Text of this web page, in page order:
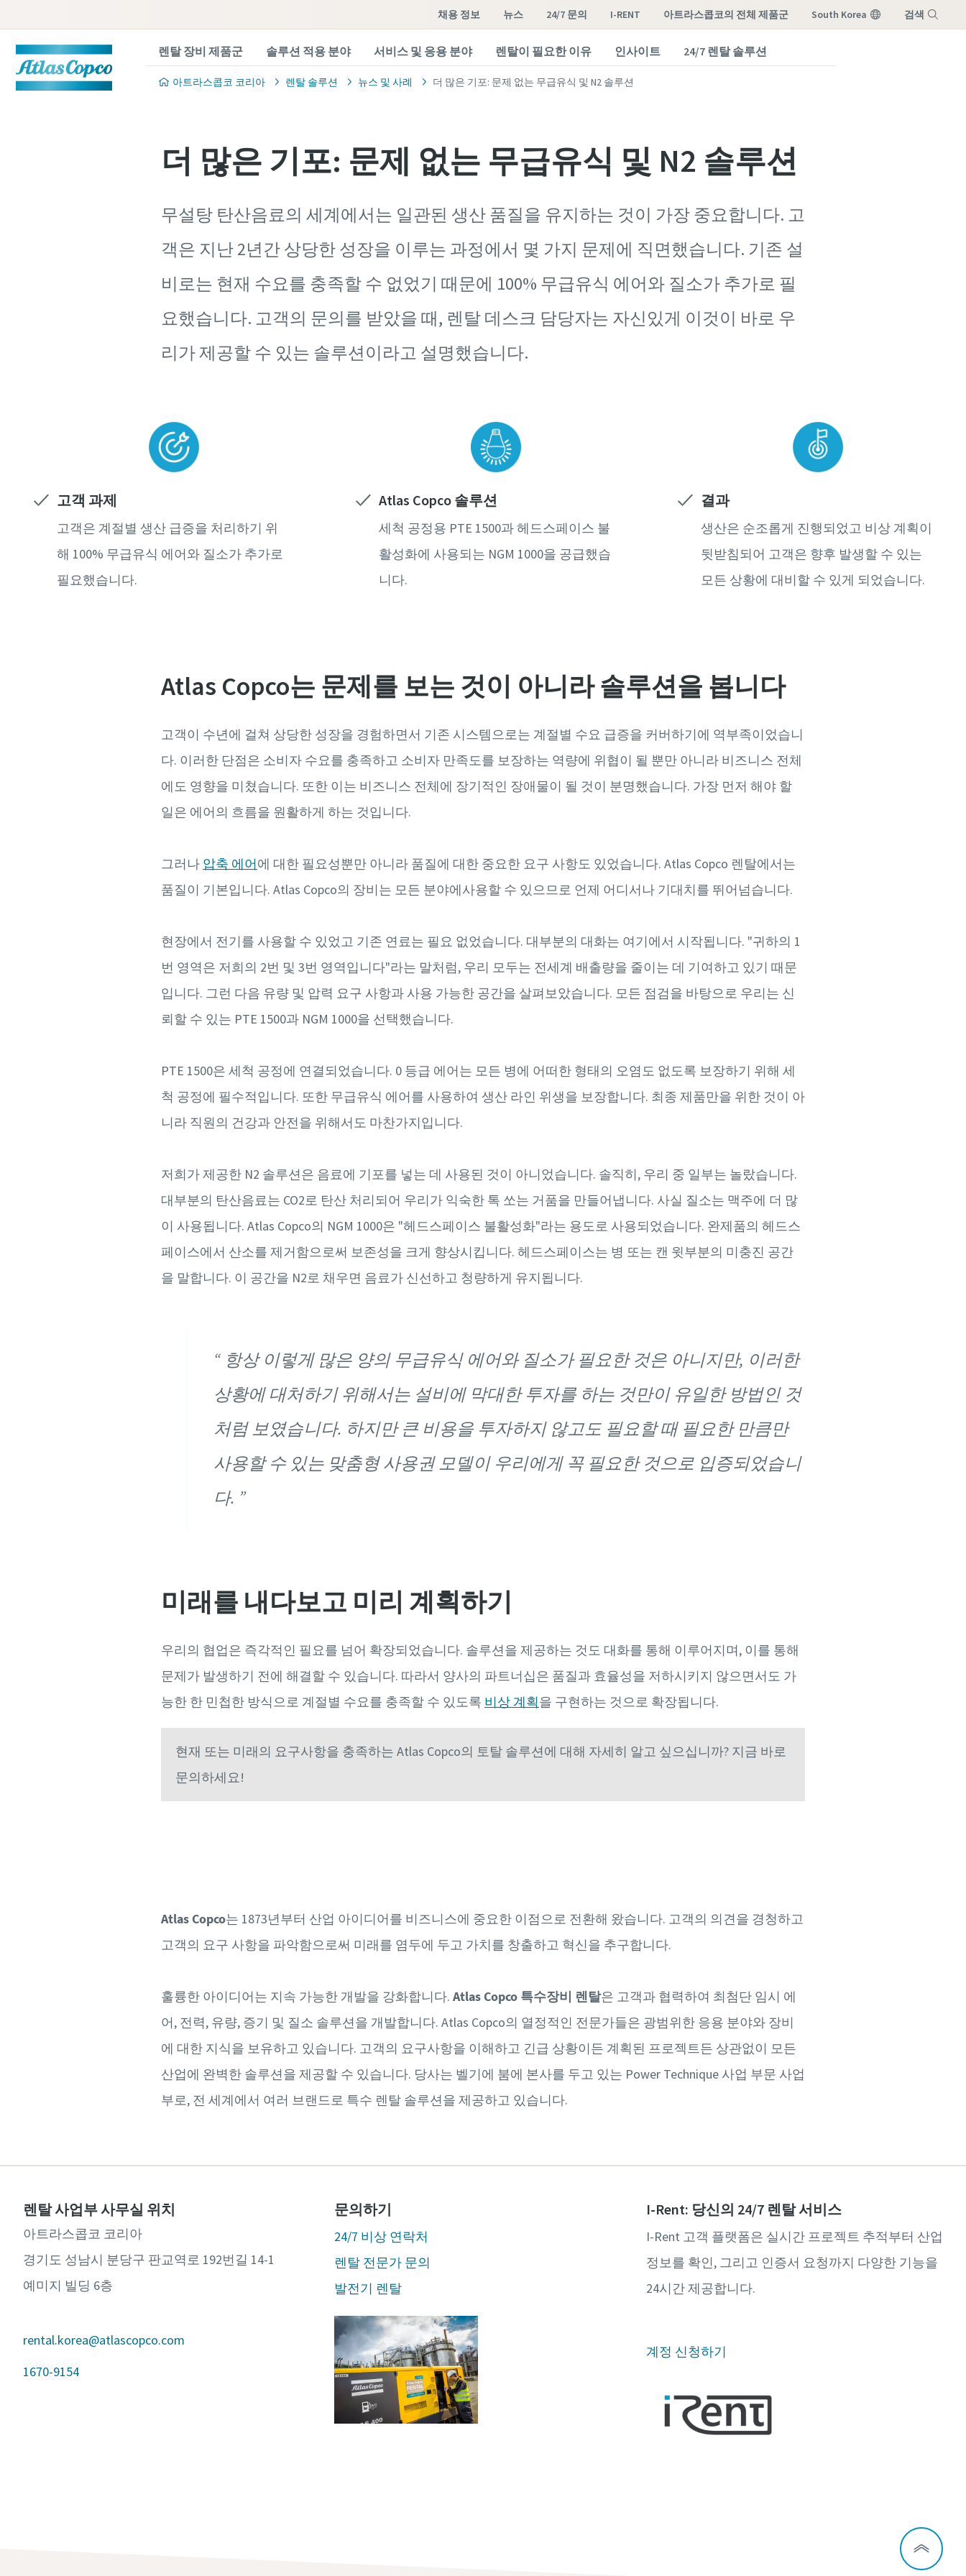
채용 정보 뉴스 24/7 문의 I-RENT 아트라스콥코의 전체 제품군 South Korea 검색
렌탈 장비 제품군 솔루션 적용 분야 서비스 및 응용 분야 렌탈이 필요한 이유 인사이트 24/7 렌탈 솔루션
아트라스콥코 코리아 렌탈 솔루션 뉴스 및 사례 더 많은 기포: 문제 없는 무급유식 및 N2 솔루션
더 많은 기포: 문제 없는 무급유식 및 N2 솔루션
무설탕 탄산음료의 세계에서는 일관된 생산 품질을 유지하는 것이 가장 중요합니다. 고
객은 지난 2년간 상당한 성장을 이루는 과정에서 몇 가지 문제에 직면했습니다. 기존 설
비로는 현재 수요를 충족할 수 없었기 때문에 100% 무급유식 에어와 질소가 추가로 필
요했습니다. 고객의 문의를 받았을 때, 렌탈 데스크 담당자는 자신있게 이것이 바로 우
리가 제공할 수 있는 솔루션이라고 설명했습니다.
고객 과제
고객은 계절별 생산 급증을 처리하기 위
해 100% 무급유식 에어와 질소가 추가로
필요했습니다.
Atlas Copco 솔루션
세척 공정용 PTE 1500과 헤드스페이스 불
활성화에 사용되는 NGM 1000을 공급했습
니다.
결과
생산은 순조롭게 진행되었고 비상 계획이
뒷받침되어 고객은 향후 발생할 수 있는
모든 상황에 대비할 수 있게 되었습니다.
Atlas Copco는 문제를 보는 것이 아니라 솔루션을 봅니다
고객이 수년에 걸쳐 상당한 성장을 경험하면서 기존 시스템으로는 계절별 수요 급증을 커버하기에 역부족이었습니
다. 이러한 단점은 소비자 수요를 충족하고 소비자 만족도를 보장하는 역량에 위협이 될 뿐만 아니라 비즈니스 전체
에도 영향을 미쳤습니다. 또한 이는 비즈니스 전체에 장기적인 장애물이 될 것이 분명했습니다. 가장 먼저 해야 할
일은 에어의 흐름을 원활하게 하는 것입니다.
그러나 압축 에어에 대한 필요성뿐만 아니라 품질에 대한 중요한 요구 사항도 있었습니다. Atlas Copco 렌탈에서는
품질이 기본입니다. Atlas Copco의 장비는 모든 분야에사용할 수 있으므로 언제 어디서나 기대치를 뛰어넘습니다.
현장에서 전기를 사용할 수 있었고 기존 연료는 필요 없었습니다. 대부분의 대화는 여기에서 시작됩니다. "귀하의 1
번 영역은 저희의 2번 및 3번 영역입니다"라는 말처럼, 우리 모두는 전세계 배출량을 줄이는 데 기여하고 있기 때문
입니다. 그런 다음 유량 및 압력 요구 사항과 사용 가능한 공간을 살펴보았습니다. 모든 점검을 바탕으로 우리는 신
뢰할 수 있는 PTE 1500과 NGM 1000을 선택했습니다.
PTE 1500은 세척 공정에 연결되었습니다. 0 등급 에어는 모든 병에 어떠한 형태의 오염도 없도록 보장하기 위해 세
척 공정에 필수적입니다. 또한 무급유식 에어를 사용하여 생산 라인 위생을 보장합니다. 최종 제품만을 위한 것이 아
니라 직원의 건강과 안전을 위해서도 마찬가지입니다.
저희가 제공한 N2 솔루션은 음료에 기포를 넣는 데 사용된 것이 아니었습니다. 솔직히, 우리 중 일부는 놀랐습니다.
대부분의 탄산음료는 CO2로 탄산 처리되어 우리가 익숙한 톡 쏘는 거품을 만들어냅니다. 사실 질소는 맥주에 더 많
이 사용됩니다. Atlas Copco의 NGM 1000은 "헤드스페이스 불활성화"라는 용도로 사용되었습니다. 완제품의 헤드스
페이스에서 산소를 제거함으로써 보존성을 크게 향상시킵니다. 헤드스페이스는 병 또는 캔 윗부분의 미충진 공간
을 말합니다. 이 공간을 N2로 채우면 음료가 신선하고 청량하게 유지됩니다.
항상 이렇게 많은 양의 무급유식 에어와 질소가 필요한 것은 아니지만, 이러한
상황에 대처하기 위해서는 설비에 막대한 투자를 하는 것만이 유일한 방법인 것
처럼 보였습니다. 하지만 큰 비용을 투자하지 않고도 필요할 때 필요한 만큼만
사용할 수 있는 맞춤형 사용권 모델이 우리에게 꼭 필요한 것으로 입증되었습니
다.
미래를 내다보고 미리 계획하기
우리의 협업은 즉각적인 필요를 넘어 확장되었습니다. 솔루션을 제공하는 것도 대화를 통해 이루어지며, 이를 통해
문제가 발생하기 전에 해결할 수 있습니다. 따라서 양사의 파트너십은 품질과 효율성을 저하시키지 않으면서도 가
능한 한 민첩한 방식으로 계절별 수요를 충족할 수 있도록 비상 계획을 구현하는 것으로 확장됩니다.
현재 또는 미래의 요구사항을 충족하는 Atlas Copco의 토탈 솔루션에 대해 자세히 알고 싶으십니까? 지금 바로
문의하세요!
Atlas Copco는 1873년부터 산업 아이디어를 비즈니스에 중요한 이점으로 전환해 왔습니다. 고객의 의견을 경청하고
고객의 요구 사항을 파악함으로써 미래를 염두에 두고 가치를 창출하고 혁신을 추구합니다.
훌륭한 아이디어는 지속 가능한 개발을 강화합니다. Atlas Copco 특수장비 렌탈은 고객과 협력하여 최첨단 임시 에
어, 전력, 유량, 증기 및 질소 솔루션을 개발합니다. Atlas Copco의 열정적인 전문가들은 광범위한 응용 분야와 장비
에 대한 지식을 보유하고 있습니다. 고객의 요구사항을 이해하고 긴급 상황이든 계획된 프로젝트든 상관없이 모든
산업에 완벽한 솔루션을 제공할 수 있습니다. 당사는 벨기에 붐에 본사를 두고 있는 Power Technique 사업 부문 사업
부로, 전 세계에서 여러 브랜드로 특수 렌탈 솔루션을 제공하고 있습니다.
렌탈 사업부 사무실 위치
아트라스콥코 코리아
경기도 성남시 분당구 판교역로 192번길 14-1
예미지 빌딩 6층
rental.korea@atlascopco.com
1670-9154
문의하기
24/7 비상 연락처
렌탈 전문가 문의
발전기 렌탈
I-Rent: 당신의 24/7 렌탈 서비스
I-Rent 고객 플랫폼은 실시간 프로젝트 추적부터 산업
정보를 확인, 그리고 인증서 요청까지 다양한 기능을
24시간 제공합니다.
계정 신청하기